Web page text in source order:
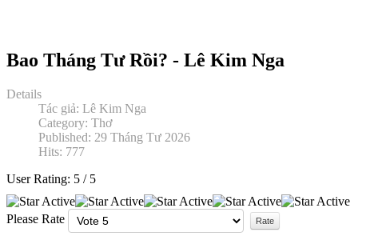
Bao Tháng Tư Rồi? - Lê Kim Nga
Details
Tác giả: Lê Kim Nga
Category: Thơ
Published: 29 Tháng Tư 2026
Hits: 777
User Rating: 5 / 5
Please Rate